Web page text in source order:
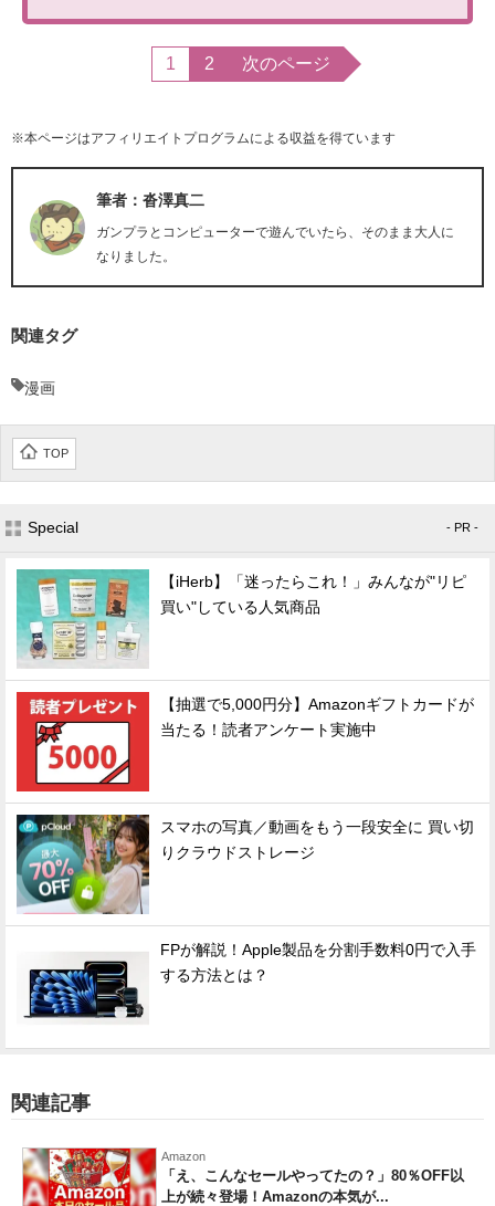
1 2 次のページ
※本ページはアフィリエイトプログラムによる収益を得ています
筆者：沓澤真二
ガンプラとコンピューターで遊んでいたら、そのまま大人に
なりました。
関連タグ
漫画
TOP
Special - PR -
【iHerb】「迷ったらこれ！」みんなが"リピ
買い"している人気商品
【抽選で5,000円分】Amazonギフトカードが
当たる！読者アンケート実施中
スマホの写真／動画をもう一段安全に 買い切
りクラウドストレージ
FPが解説！Apple製品を分割手数料0円で入手
する方法とは？
関連記事
Amazon
「え、こんなセールやってたの？」80％OFF以
上が続々登場！Amazonの本気が...